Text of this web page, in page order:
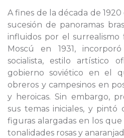
A fines de la década de
sucesión de panoramas
influidos por el surrealismo
Moscú en 1931,
socialista, estilo artístico
gobierno soviético en el
obreros y campesinos en
y heroicas. Sin embargo,
sus temas iniciales, y pintó
figuras alargadas en los
tonalidades rosas y